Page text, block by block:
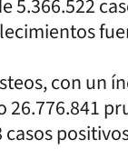
5.366.522
con un